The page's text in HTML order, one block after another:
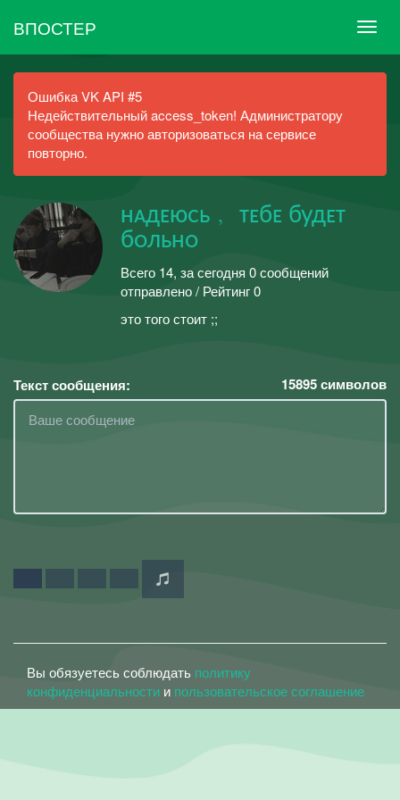
ВПОСТЕР
Ошибка VK API #5
Недействительный access_token! Администратору
сообщества нужно авторизоваться на сервисе
повторно.
ʜᴀдᴇюᴄь﹐ ᴛᴇбᴇ будᴇᴛ
бᴏльʜᴏ
Всего 14, за сегодня 0 сообщений
отправлено / Рейтинг 0
это того стоит ;;
Текст сообщения: 15895символов
Вы обязуетесь соблюдать политику
конфиденциальности и пользовательское соглашение